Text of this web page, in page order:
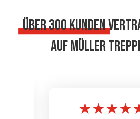
Über 300 Kunden
auf Müller
★★★★